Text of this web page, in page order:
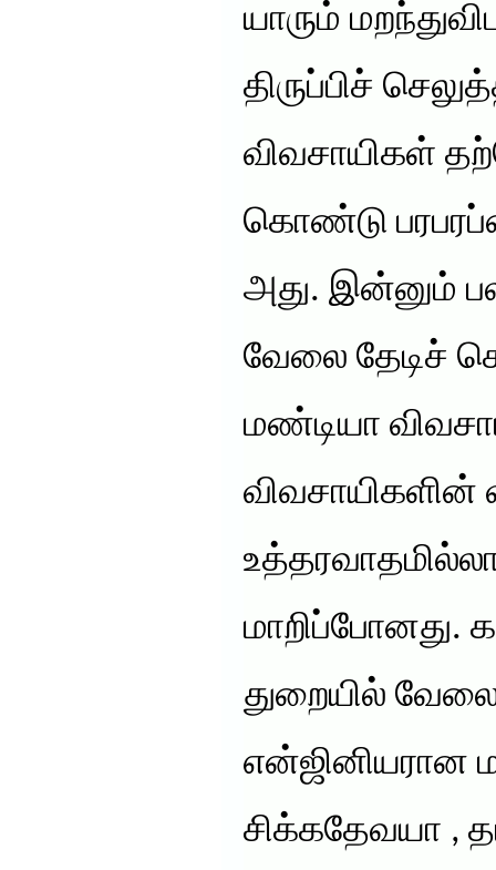
யாரும்
திருப்பிச்
விவசாயிகள்
கொண்டு
அது. இன்னும்
வேலை தேடிச்
மண்டியா
விவசாயிகளின்
மாறிப்போனது.
துறையில்
என்ஜினியரான
சிக்கதேவயா ,